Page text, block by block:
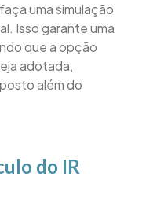
uma simulação
Isso garante uma
que a opção
adotada,
além do
do IR